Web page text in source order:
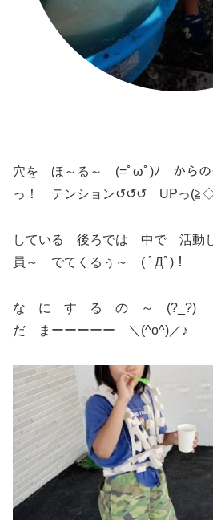
穴を ほ～る～ (=ﾟωﾟ)ﾉ からの
っ！ テンション↺↺↺ UPっ
している 後ろでは 中で 活動
員～ でてくるぅ～ ( ﾟДﾟ)！
な に す る の ～
だ まーーーーー ＼(^o^)／♪